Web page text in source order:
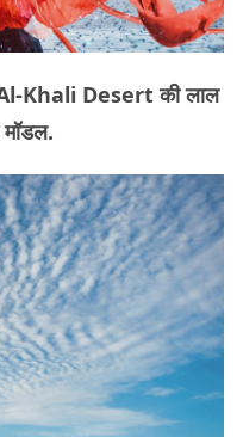
Khali Desert की लाल